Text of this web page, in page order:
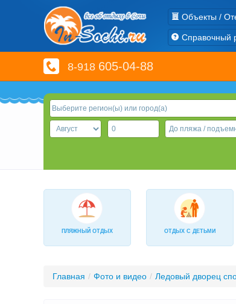
Объекты /
Справочный
8-918 605-04-88
ПЛЯЖНЫЙ ОТДЫХ ОТДЫХ С ДЕТЬМИ
Главная / Фото и видео / Ледовый дворец